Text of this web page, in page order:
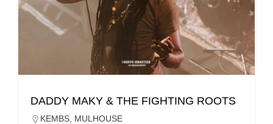
DADDY MAKY & THE FIGHTING ROOTS
KEMBS MULHOUSE